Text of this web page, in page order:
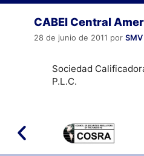
CABEI Central
28 de junio de 2011 por SMV
Sociedad
P.L.C.